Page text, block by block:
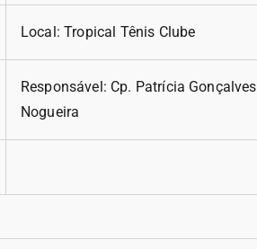
Local: Tropical Tênis Clube
Responsável: Cp. Patrícia Gonçalves
Nogueira